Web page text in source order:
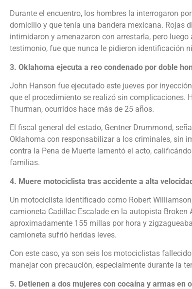
Durante el encuentro, los hombres la interrogaron
domicilio y que tenía una bandera mexicana. Rojas
intimidaron y amenazaron con arrestarla, pero
testimonio, fue que nunca le pidieron identificación
3. Oklahoma ejecuta a reo condenado por doble
John Hanson fue ejecutado este jueves por
que el procedimiento se realizó sin complicaciones.
Thurman, ocurridos hace más de 25 años.
El fiscal general del estado, Gentner Drummond,
Oklahoma con responsabilizar a los criminales, sin
contra la Pena de Muerte lamentó el acto,
familias.
4. Muere motociclista tras accidente a alta
Un motociclista identificado como Robert
camioneta Cadillac Escalade en la autopista Broken
aproximadamente 155 millas por hora y
camioneta sufrió heridas leves.
Con este caso, ya son seis los motociclistas
manejar con precaución, especialmente durante la
5. Detienen a dos mujeres con cocaína y armas en